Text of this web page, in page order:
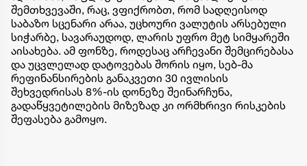
შემთხვევაში, რაც, ვფიქრობთ, რომ სადღეისოდ
საბაზო სცენარი არაა, უცხოური ვალუტის არსებული
სიჭარბე, სავარაუდოდ, ლარის უფრო მეტ სიმყარეში
აისახება. ამ ფონზე, როდესაც არჩევანი შემცირებასა
და უცვლელად დატოვებას შორის იყო, სებ-მა
რეფინანსირების განაკვეთი 30 ივლისის
შეხვედრისას 8%-ის დონეზე შეინარჩუნა,
გადაწყვეტილების მიზეზად კი ორმხრივი რისკების
შეფასება გამოყო.